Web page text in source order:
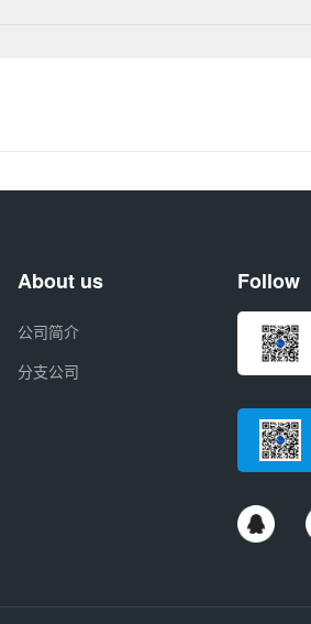
About us
公司简介
分支公司
Follow